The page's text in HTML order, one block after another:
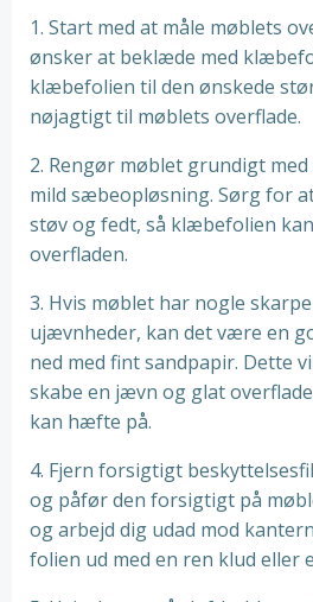
1. Start med at måle møblets
ønsker at beklæde med
klæbefolien til den ønskede
nøjagtigt til møblets overflade.
2. Rengør møblet grundigt
mild sæbeopløsning. Sørg for
støv og fedt, så klæbefolien
overfladen.
3. Hvis møblet har nogle
ujævnheder, kan det være en
ned med fint sandpapir. Dette
skabe en jævn og glat
kan hæfte på.
4. Fjern forsigtigt
og påfør den forsigtigt på
og arbejd dig udad mod
folien ud med en ren klud eller